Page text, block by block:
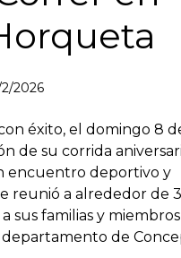
2/2026
éxito, el domingo 8
de su corrida
encuentro deportivo y
reunió a alrededor de
sus familias y
de